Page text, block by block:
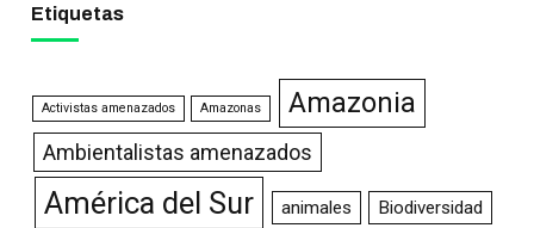
Etiquetas
Activistas amenazados Amazonas Amazonia
Ambientalistas amenazados
América del Sur animales Biodiversidad